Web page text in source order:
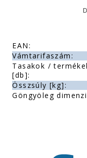
EAN:
Vámtarifaszám:
Tasakok /
[db]:
Összsúly [kg]:
Göngyöleg